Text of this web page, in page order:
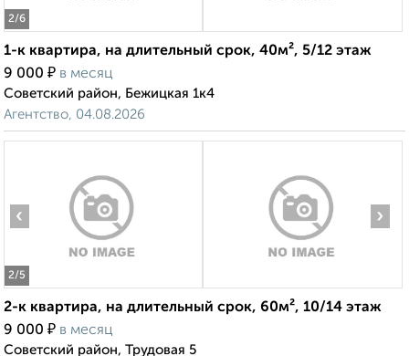
2/6
1-к квартира, на длительный срок, 40м², 5/12 этаж
9 000 ₽ в месяц
Советский район, Бежицкая 1к4
Агентство, 04.08.2026
2/5
‹ ›
2-к квартира, на длительный срок, 60м², 10/14 этаж
9 000 ₽ в месяц
Советский район, Трудовая 5